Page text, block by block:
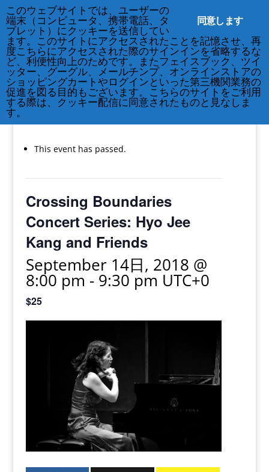
212-677-8621 info@crsny.org
This event has passed.
Crossing Boundaries
Concert Series: Hyo Jee
Kang and Friends
September 14日, 2018 @
8:00 pm - 9:30 pm UTC+0
$25
同意します
このウェブサイトでは、ユーザーの
端末（コンピュータ、携帯電話、タ
ブレット）にクッキーを送信してい
ます。このサイトにアクセスされたことを記憶させ、再
度こちらにアクセスされた際のサインインを省略するな
ど、利便性向上のためです。またフェイスブック、ツイ
ッター、グーグル、メールチンプ、オンラインストアの
ショッピングカートやログインといった第三機関業務の
促進を図る目的もございます。こちらのサイトをご利用
する際は、クッキー配信に同意されたものと見なしま
す。